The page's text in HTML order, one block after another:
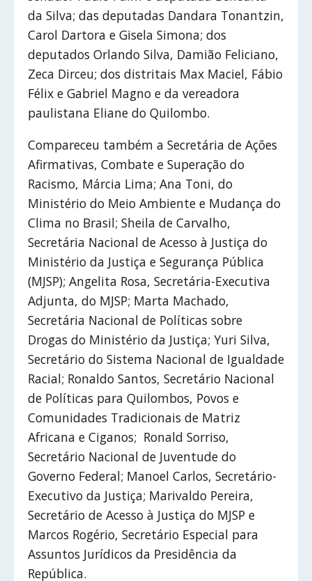
da Silva; das deputadas Dandara Tonantzin,
Carol Dartora e Gisela Simona; dos
deputados Orlando Silva, Damião Feliciano,
Zeca Dirceu; dos distritais Max Maciel, Fábio
Félix e Gabriel Magno e da vereadora
paulistana Eliane do Quilombo.
Compareceu também a Secretária de Ações
Afirmativas, Combate e Superação do
Racismo, Márcia Lima; Ana Toni, do
Ministério do Meio Ambiente e Mudança do
Clima no Brasil; Sheila de Carvalho,
Secretária Nacional de Acesso à Justiça do
Ministério da Justiça e Segurança Pública
(MJSP); Angelita Rosa, Secretária-Executiva
Adjunta, do MJSP; Marta Machado,
Secretária Nacional de Políticas sobre
Drogas do Ministério da Justiça; Yuri Silva,
Secretário do Sistema Nacional de Igualdade
Racial; Ronaldo Santos, Secretário Nacional
de Políticas para Quilombos, Povos e
Comunidades Tradicionais de Matriz
Africana e Ciganos; Ronald Sorriso,
Secretário Nacional de Juventude do
Governo Federal; Manoel Carlos, Secretário-
Executivo da Justiça; Marivaldo Pereira,
Secretário de Acesso à Justiça do MJSP e
Marcos Rogério, Secretário Especial para
Assuntos Jurídicos da Presidência da
República.